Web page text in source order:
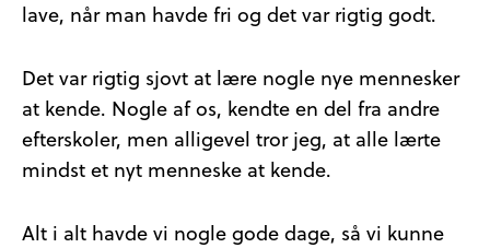
lave, når man havde fri og det var rigtig godt.
Det var rigtig sjovt at lære nogle nye mennesker
at kende. Nogle af os, kendte en del fra andre
efterskoler, men alligevel tror jeg, at alle lærte
mindst et nyt menneske at kende.
Alt i alt havde vi nogle gode dage, så vi kunne